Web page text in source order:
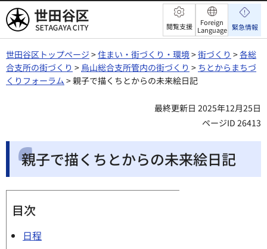
世田谷区 閲覧支援
Foreign
Language 緊急情報
世田谷区トップページ >住まい・街づくり・環境>街づくり >各総
合支所の街づくり > 烏山総合支所管内の街づくり > ちとからまちづ
くりフォーラム > 親子で描くちとからの未来絵日記
最終更新日 2025年12月25日
ページID 26413
親子で描くちとからの未来絵日記
目次
日程